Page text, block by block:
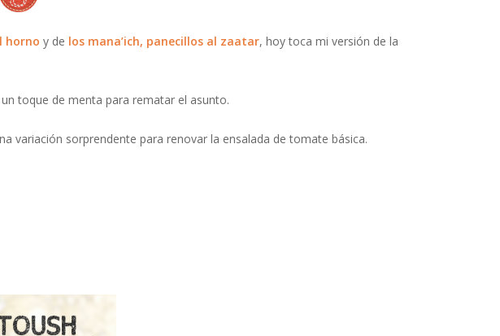
horno y de los mana’ich, panecillos al zaatar, hoy toca mi versión de la
toque de menta para rematar el asunto.
variación sorprendente para renovar la ensalada de tomate básica.